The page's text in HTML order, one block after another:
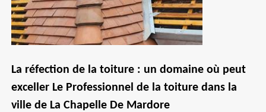
La réfection de la toiture : un domaine où peut
exceller Le Professionnel de la toiture dans la
ville de La Chapelle De Mardore